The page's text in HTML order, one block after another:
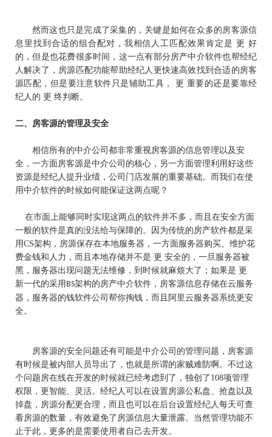
然而这也只是完成了采集的，关键是如何在众多的房客源信
息里找到合适的组合配对，我相信人工匹配效果肯定是 更 好
的，但是也花费很多时间，这一点有部分房产中介软件也帮经纪
人解决了，房源匹配功能帮助经纪人更快速高效找到合适的房客
源匹配，但是要注意软件只是辅助工具， 更 重要的还是要靠经
纪人的 更 终判断。
二、 房客源的管理及安全
相信所有的中介公司都非常重视房客源的信息管理以及安
全，一方面房客源是中介公司的核心，另一方面管理利用好这些
资源是经纪人提升业绩，公司门店发展的重要基础。而我们在使
用中介软件的时候如何能保证这两点呢？
在市面上能够同时实现这两点的软件并不多，而且在安全方面
一般的软件是真的没法给与保障的。因为传统的房产软件都是采
用CS架构，房源保存在本地服务器，一方面服务器购买、维护花
费金钱和人力，而且本地存储并不是 更 安全的，一旦服务器被
黑，服务器出现问题无法维修，到时候就麻烦大了；如果是 更
新一代的采用 BS架构的房产中介软件，房客源信息存储在云服务
器，服务器的钱软件公司帮你掏钱，而且阿里云服务器系统更安
全。
房客源的安全问题还有可能是中介公司的管理问题，房客源
有时候是被内部人员导出了，也就是所谓的家贼难防啊。不过这
个问题房在线在开发的时候就已经考虑到了，独创了 108项管理
权限，更智能、灵活。经纪人可以在设置房源公私盘、抢盘以及
掉盘，房源分配更合理，而且也可以在后台设置经纪人每天可查
看房源的数量，有效避免了房源信息大量泄露。当然管理功能不
止于此，更多的是需要使用者自己去开发。